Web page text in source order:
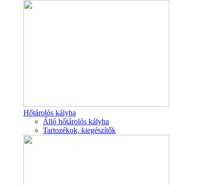
Hőtárolós kályha
Álló hőtárolós kályha
Tartozékok, kiegészítők